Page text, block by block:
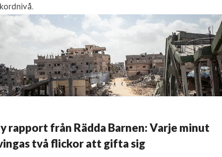
rapport från Rädda Barnen: Varje minut
två flickor att gifta sig